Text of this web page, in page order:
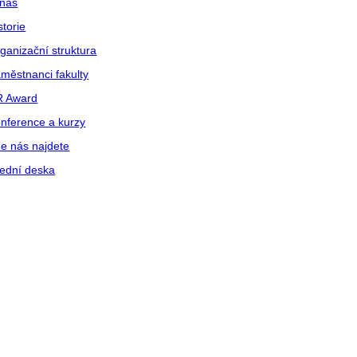
struktura
fakulty
Award
a kurzy
nás najdete
deska